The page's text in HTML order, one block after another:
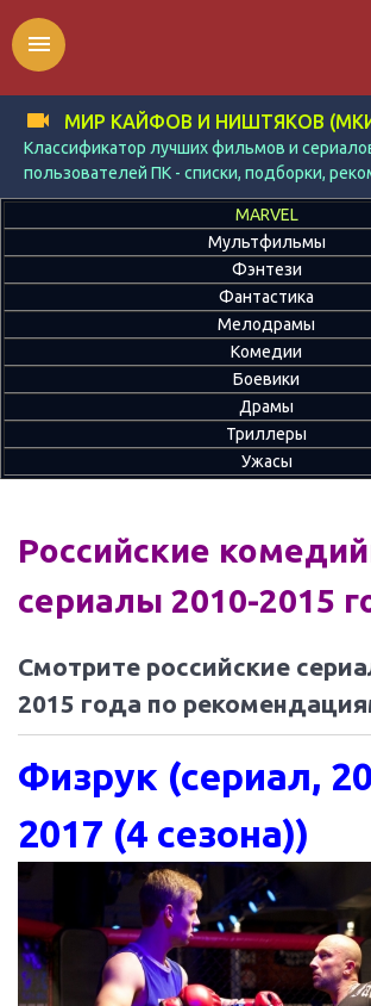
МИР КАЙФОВ И НИШТЯКОВ
Классификатор лучших фильмов и
пользователей ПК - списки, подборки,
menu
MARVEL
Мультфильмы
Фэнтези
Фантастика
Мелодрамы
Комедии
Боевики
Драмы
Триллеры
Ужасы
Российские
сериалы 2010-2015
Смотрите российские
2015 года по
Физрук (сериал,
2017 (4 сезона))